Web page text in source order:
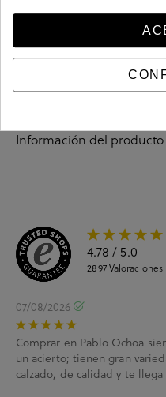
Información del producto
4.78 / 5.0
2897Valoraciones
07/08/2026
Comprar en Pablo Ochoa
un acierto; tienen gran
calzado, de calidad y te llega